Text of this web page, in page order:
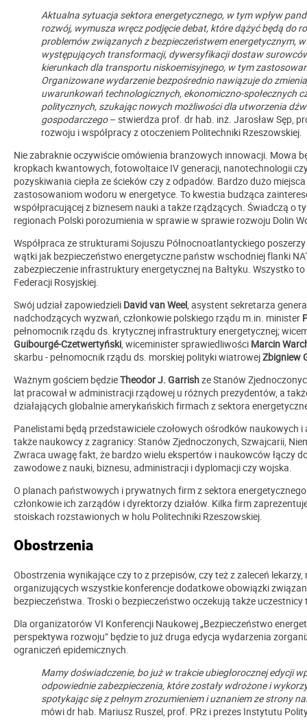
Aktualna sytuacja sektora energetycznego, w tym wpływ
rozwój, wymusza wręcz podjęcie debat, które dążyć będą do
problemów związanych z bezpieczeństwem energetycznym,
występujących transformacji, dywersyfikacji dostaw
kierunkach dla transportu niskoemisyjnego, w tym
Organizowane wydarzenie bezpośrednio nawiązuje do
uwarunkowań technologicznych, ekonomiczno-społecznych
politycznych, szukając nowych możliwości dla utworzenia
gospodarczego– stwierdza prof. dr hab. inż. Jarosław Sęp,
rozwoju i współpracy z otoczeniem Politechniki Rzeszowskiej.
Nie zabraknie oczywiście omówienia branżowych innowacji. Mowa
kropkach kwantowych, fotowoltaice IV generacji, nanotechnologii
pozyskiwania ciepła ze ścieków czy z odpadów. Bardzo dużo
zastosowaniom wodoru w energetyce. To kwestia budząca
współpracującej z biznesem nauki a także rządzących. Świadczą o
regionach Polski porozumienia w sprawie w sprawie rozwoju Dolin
Współpraca ze strukturami Sojuszu Północnoatlantyckiego
wątki jak bezpieczeństwo energetyczne państw wschodniej flanki
zabezpieczenie infrastruktury energetycznej na Bałtyku. Wszystko
Federacji Rosyjskiej.
Swój udział zapowiedzieli David van Weel, asystent sekretarza
nadchodzących wyzwań, członkowie polskiego rządu m.in. minister
pełnomocnik rządu ds. krytycznej infrastruktury energetycznej;
Guibourgé-Czetwertyński, wiceminister sprawiedliwości Marcin
skarbu - pełnomocnik rządu ds. morskiej polityki wiatrowejZbigniew
Ważnym gościem będzieTheodor J. Garrishze Stanów
lat pracował w administracji rządowej u różnych prezydentów, a
działających globalnie amerykańskich firmach z sektora
Panelistami będą przedstawiciele czołowych ośrodków naukowych
także naukowcy z zagranicy: Stanów Zjednoczonych, Szwajcarii,
Zwraca uwagę fakt, że bardzo wielu ekspertów i naukowców łączy
zawodowe z nauki, biznesu, administracji i dyplomacji czy wojska.
O planach państwowych i prywatnych firm z sektora
członkowie ich zarządów i dyrektorzy działów. Kilka firm
stoiskach rozstawionych w holu Politechniki Rzeszowskiej.
Obostrzenia
Obostrzenia wynikające czy to z przepisów, czy też z zaleceń lekarzy,
organizujących wszystkie konferencje dodatkowe obowiązki
bezpieczeństwa. Troski o bezpieczeństwo oczekują także
Dla organizatorów VI Konferencji Naukowej „Bezpieczeństwo
perspektywa rozwoju” będzie to już druga edycja wydarzenia
ograniczeń epidemicznych.
Mamy doświadczenie, bo już w trakcie ubiegłorocznej edycji
odpowiednie zabezpieczenia, które zostały wdrożone i
spotykając się z pełnym zrozumieniem i uznaniem ze strony
mówi dr hab. Mariusz Ruszel, prof. PRz i prezes Instytutu